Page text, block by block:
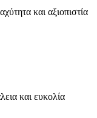
και αξιοπιστία
και ευκολία